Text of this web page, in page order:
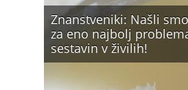
Znanstveniki: Našli
za eno najbolj
sestavin v živilih!